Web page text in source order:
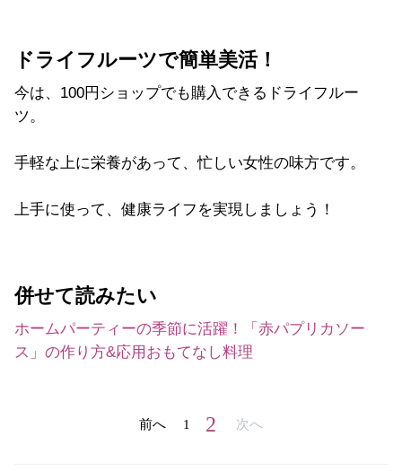
ドライフルーツで簡単美活！
今は、100円ショップでも購入できるドライフルー
ツ。
手軽な上に栄養があって、忙しい女性の味方です。
上手に使って、健康ライフを実現しましょう！
併せて読みたい
ホームパーティーの季節に活躍！「赤パプリカソー
ス」の作り方&応用おもてなし料理
前へ 1 2 次へ